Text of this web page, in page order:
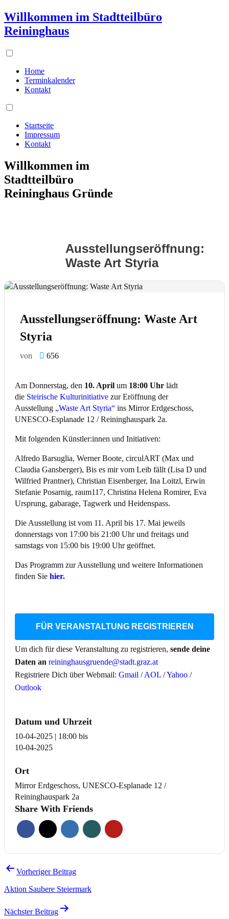
Willkommen im Stadtteilbüro
Reininghaus
Home
Terminkalender
Kontakt
Startseite
Impressum
Kontakt
Willkommen im
Stadtteilbüro
Reininghaus Gründe
Ausstellungseröffnung:
Waste Art Styria
Ausstellungseröffnung: Waste Art
Styria
von 656
Am Donnerstag, den 10. April um 18:00 Uhr lädt
die Steirische Kulturinitiative zur Eröffnung der
Ausstellung „Waste Art Styria“ ins Mirror Erdgeschoss,
UNESCO-Esplanade 12 / Reininghauspark 2a.
Mit folgenden Künstler:innen und Initiativen:
Alfredo Barsuglia, Werner Boote, circulART (Max und
Claudia Gansberger), Bis es mir vom Leib fällt (Lisa D und
Wilfried Prantner), Christian Eisenberger, Ina Loitzl, Erwin
Stefanie Posarnig, raum117, Christina Helena Romirer, Eva
Ursprung, gabarage, Tagwerk und Heidenspass.
Die Ausstellung ist vom 11. April bis 17. Mai jeweils
donnerstags von 17:00 bis 21:00 Uhr und freitags und
samstags von 15:00 bis 19:00 Uhr geöffnet.
Das Programm zur Ausstellung und weitere Informationen
finden Sie hier.
FÜR VERANSTALTUNG REGISTRIEREN
Um dich für diese Veranstaltung zu registrieren, sende deine
Daten an reininghausgruende@stadt.graz.at
Registriere Dich über Webmail: Gmail /AOL /Yahoo /
Outlook
Datum und Uhrzeit
10-04-2025 | 18:00 bis
10-04-2025
Ort
Mirror Erdgeschoss, UNESCO-Esplanade 12 /
Reininghauspark 2a
Share With Friends
Beitragsnavigation
Vorheriger Beitrag
Aktion Saubere Steiermark
Nächster Beitrag